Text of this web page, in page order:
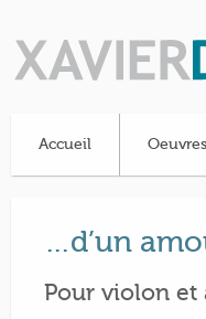
Accueil Oeuvres
…d’un
Pour violon et